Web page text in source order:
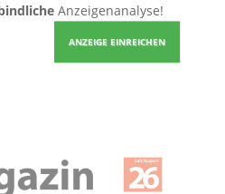
Anzeigenanalyse!
ANZEIGE EINREICHEN